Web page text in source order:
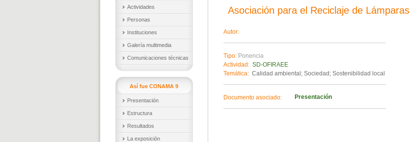
Actividades
Personas
Instituciones
Galería multimedia
Comunicaciones técnicas
Así fue CONAMA 9
Presentación
Estructura
Resultados
La exposición
Asociación para el Reciclaje de Lámparas
Autor:
Tipo: Ponencia
Actividad: SD-OFIRAEE
Temática: Calidad ambiental; Sociedad; Sostenibilidad local
Documento asociado: Presentación